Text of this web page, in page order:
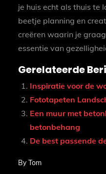
je huis echt als thuis te
beetje planning en
creëren waarin je
essentie van
Gerelateerde
Inspiratie voor de
Fototapeten
Een muur met
betonbehang
De best passende
ByTom